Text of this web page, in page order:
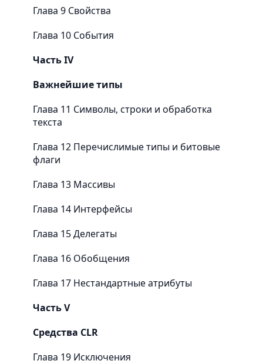
Глава 9 Свойства
Глава 10 События
Часть IV
Важнейшие типы
Глава 11 Символы, строки и обработка
текста
Глава 12 Перечислимые типы и битовые
флаги
Глава 13 Массивы
Глава 14 Интерфейсы
Глава 15 Делегаты
Глава 16 Обобщения
Глава 17 Нестандартные атрибуты
Часть V
Средства CLR
Глава 19 Исключения